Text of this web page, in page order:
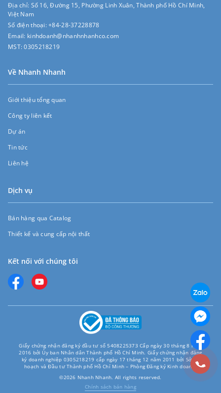
Địa chỉ: Số 16, Đường 15, Phường Linh Xuân, Thành phố Hồ Chí Minh,
Việt Nam
Số điện thoại:+84-28-37228878
Email: kinhdoanh@nhanhnhanhco.com
MST:0305218219
Về Nhanh Nhanh
Giới thiệu tổng quan
Công ty liên kết
Dự án
Tin tức
Liên hệ
Dịch vụ
Bán hàng qua Catalog
Thiết kế và cung cấp nội thất
Kết nối với chúng tôi
Giấy chứng nhận đăng ký đầu tư số 5408225373 Cấp ngày 30 tháng 8 năm
2016 bởi Ủy ban Nhân dân Thành phố Hồ Chí Minh. Giấy chứng nhận đăng
ký doanh nghiệp 0305218219 cấp ngày 17 tháng 12 năm 2011 bởi Sở Kế
hoạch và Đầu tư Thành phố Hồ Chí Minh – Phòng Đăng ký Kinh doanh.
©2026 Nhanh Nhanh. All rights reserved.
Chính sách bán hàng